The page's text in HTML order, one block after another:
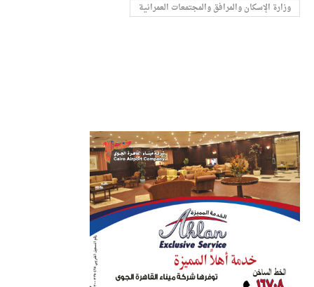
وزارة الإسكان والمرافق والمجتمعات العمرانية